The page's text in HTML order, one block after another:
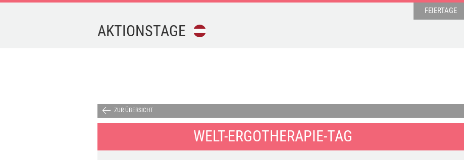
AKTIONSTAGE
DOWNLOAD
FEIERTAGE
AKTIONSTAGE
ZUR ÜBERSICHT
WELT-ERGOTHERAPIE-TAG